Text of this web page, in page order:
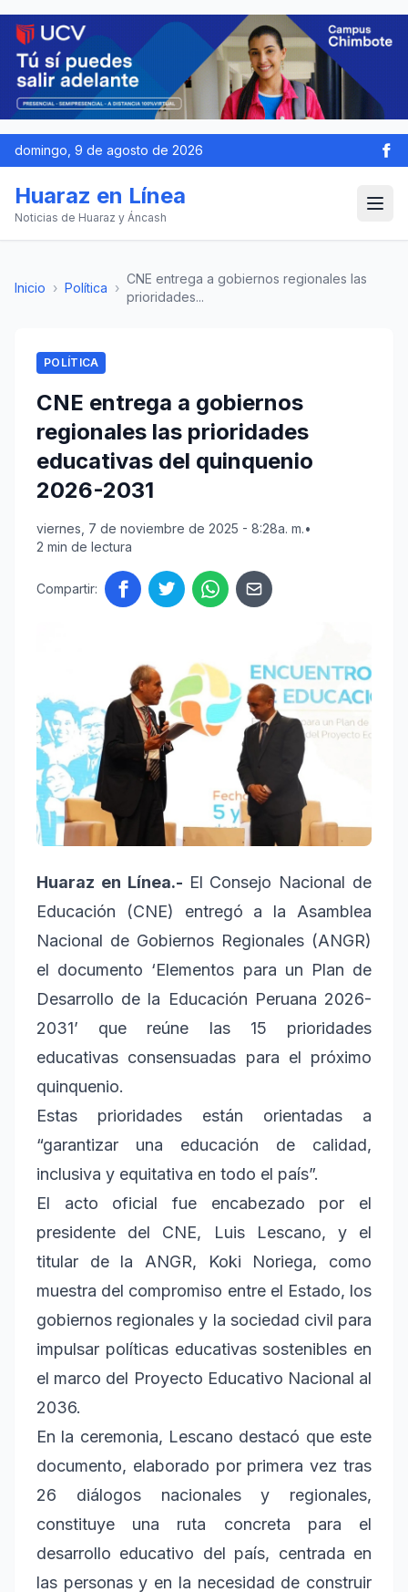
domingo, 9 de agosto de 2026
Huaraz en Línea
Noticias de Huaraz y Áncash
Inicio › Política ›
CNE entrega a gobiernos regionales las
prioridades...
POLÍTICA
CNE entrega a gobiernos
regionales las prioridades
educativas del quinquenio
2026-2031
viernes, 7 de noviembre de 2025 - 8:28a. m.•
2 min de lectura
Compartir:
Huaraz en Línea.- El Consejo Nacional de
Educación (CNE) entregó a la Asamblea
Nacional de Gobiernos Regionales (ANGR)
el documento ‘Elementos para un Plan de
Desarrollo de la Educación Peruana 2026-
2031’ que reúne las 15 prioridades
educativas consensuadas para el próximo
quinquenio.
Estas prioridades están orientadas a
“garantizar una educación de calidad,
inclusiva y equitativa en todo el país”.
El acto oficial fue encabezado por el
presidente del CNE, Luis Lescano, y el
titular de la ANGR, Koki Noriega, como
muestra del compromiso entre el Estado, los
gobiernos regionales y la sociedad civil para
impulsar políticas educativas sostenibles en
el marco del Proyecto Educativo Nacional al
2036.
En la ceremonia, Lescano destacó que este
documento, elaborado por primera vez tras
26 diálogos nacionales y regionales,
constituye una ruta concreta para el
desarrollo educativo del país, centrada en
las personas y en la necesidad de construir